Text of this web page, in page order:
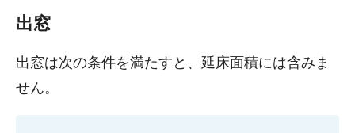
出窓
出窓は次の条件を満たすと、延床面積には含みま
せん。